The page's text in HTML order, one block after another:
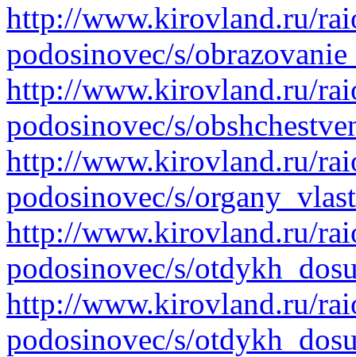
http://www.kirovland.ru/
podosinovec/s/
http://www.kirovland.ru/
podosinovec/s/
http://www.kirovland.ru/
podosinovec/s/
http://www.kirovland.ru/
podosinovec/s/
http://www.kirovland.ru/
podosinovec/s/